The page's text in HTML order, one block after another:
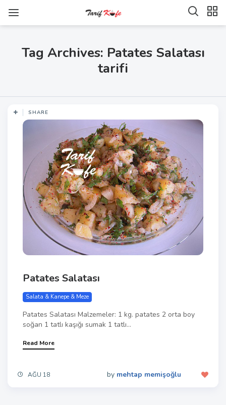
Tag Archives: Patates Salatası
tarifi
SHARE
Patates Salatası
Salata & Kanepe & Meze
Patates Salatası Malzemeler: 1 kg. patates 2 orta boy
soğan 1 tatlı kaşığı sumak 1 tatlı...
Read More
AĞU 18 by mehtap memişoğlu